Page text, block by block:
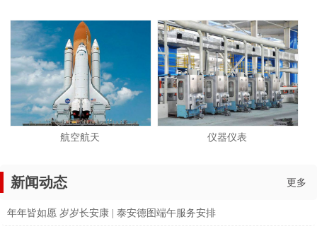
航空航天 仪器仪表
新闻动态 更多
年年皆如愿 岁岁长安康 | 泰安德图端午服务安排